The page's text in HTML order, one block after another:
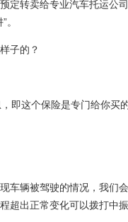
定转卖给专业汽车托运公
。
子的？
即这个保险是专门给你买的
车辆被驾驶的情况，我们
超出正常变化可以拨打中